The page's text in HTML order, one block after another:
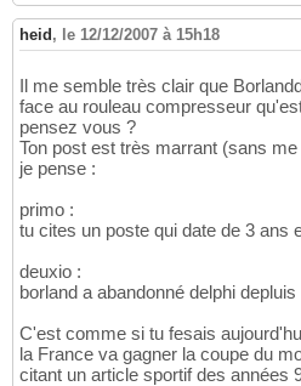
heid , le 12/12/2007 à 15h18
Il me semble très clair que
face au rouleau compresseur
pensez vous ?
Ton post est très marrant (sans
je pense :
primo :
tu cites un poste qui date de 3 ans
deuxio :
borland a abandonné delphi
C'est comme si tu fesais
la France va gagner la coupe du
citant un article sportif des années